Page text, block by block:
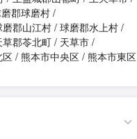
郡球磨村
磨郡山江村 球磨郡水上村
草郡苓北町
天草市
区 熊本市中央区 熊本市東区